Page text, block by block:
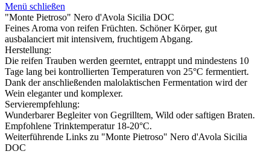
Menü schließen
"Monte Pietroso" Nero d'Avola Sicilia DOC
Feines Aroma von reifen Früchten. Schöner Körper, gut
ausbalanciert mit intensivem, fruchtigem Abgang.
Herstellung:
Die reifen Trauben werden geerntet, entrappt und mindestens 10
Tage lang bei kontrollierten Temperaturen von 25°C fermentiert.
Dank der anschließenden malolaktischen Fermentation wird der
Wein eleganter und komplexer.
Servierempfehlung:
Wunderbarer Begleiter von Gegrilltem, Wild oder saftigen Braten.
Empfohlene Trinktemperatur 18-20°C.
Weiterführende Links zu "Monte Pietroso" Nero d'Avola Sicilia
DOC